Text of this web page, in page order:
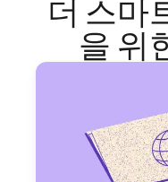
더 스마
을 위